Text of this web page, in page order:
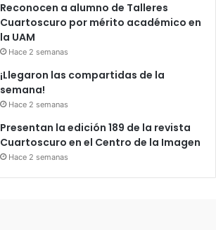
Reconocen a alumno de Talleres
Cuartoscuro por mérito académico en
la UAM
Hace 2 semanas
¡Llegaron las compartidas de la
semana!
Hace 2 semanas
Presentan la edición 189 de la revista
Cuartoscuro en el Centro de la Imagen
Hace 2 semanas